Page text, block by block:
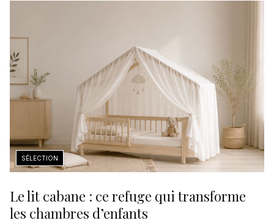
Le lit cabane : ce refuge qui transforme
les chambres d’enfants